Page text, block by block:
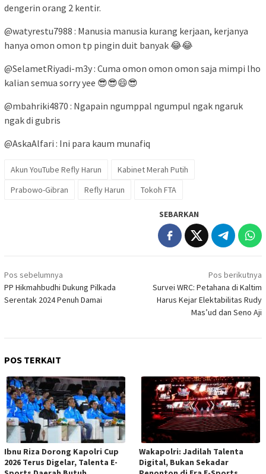
dengerin orang 2 kentir.
@watyrestu7988 : Manusia manusia kurang kerjaan, kerjanya
hanya omon omon tp pingin duit banyak 😂😂
@SelametRiyadi-m3y : Cuma omon omon omon saja mimpi lho
kalian semua sorry yee 😎😎😄😎
@mbahriki4870 : Ngapain ngumppal ngumpul ngak ngaruk
ngak di gubris
@AskaAlfari : Ini para kaum munafiq
Akun YouTube Refly Harun
Kabinet Merah Putih
Prabowo-Gibran
Refly Harun Tokoh FTA
SEBARKAN
Navigasi
pos
Pos sebelumnya
PP Hikmahbudhi Dukung Pilkada
Serentak 2024 Penuh Damai
Pos berikutnya
Survei WRC: Petahana di Kaltim
Harus Kejar Elektabilitas Rudy
Mas’ud dan Seno Aji
POS TERKAIT
Ibnu Riza Dorong Kapolri Cup
2026 Terus Digelar, Talenta E-
Wakapolri: Jadilah Talenta
Digital, Bukan Sekadar